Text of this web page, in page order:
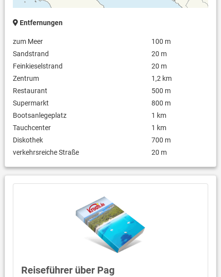
Entfernungen
zum Meer
100 m
Sandstrand
20 m
Feinkieselstrand
20 m
Zentrum
1,2 km
Restaurant
500 m
Supermarkt
800 m
Bootsanlegeplatz
1 km
Tauchcenter
1 km
Diskothek
700 m
verkehrsreiche Straße
20 m
Reiseführer über Pag